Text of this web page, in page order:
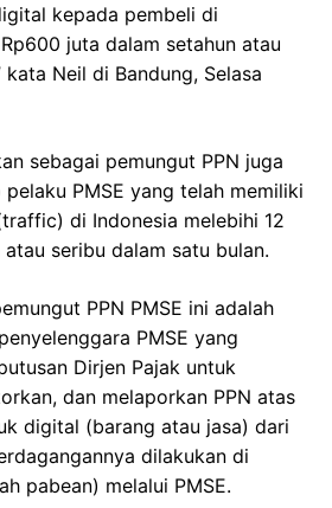
kepada pembeli di
juta dalam setahun atau
kata Neil di Bandung, Selasa
sebagai pemungut PPN juga
PMSE yang telah memiliki
di Indonesia melebihi 12
seribu dalam satu bulan.
PPN PMSE ini adalah
PMSE yang
Dirjen Pajak untuk
dan melaporkan PPN atas
digital (barang atau jasa) dari
dilakukan di
pabean) melalui PMSE.